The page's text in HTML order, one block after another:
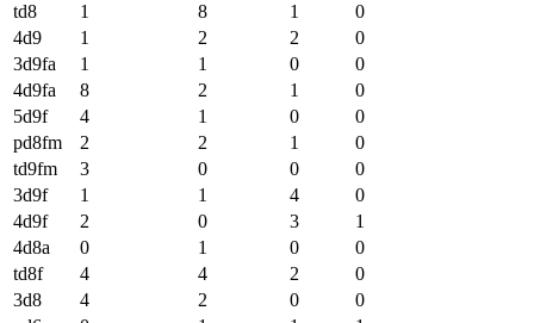
td8
1 8 1
0
4d9
1 2 2
0
3d9fa
1 1 0
0
4d9fa
8 2 1
0
5d9f
4 1 0
0
pd8fm
2 2 1
0
td9fm
3 0 0
0
3d9f
1 1 4
0
4d9f
2 0 3
1
4d8a
0 1 0
0
td8f
4 4 2
0
3d8
4 2 0
0